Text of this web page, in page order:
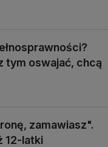
tym oswajać, chcą
zamawiasz".
12-latki